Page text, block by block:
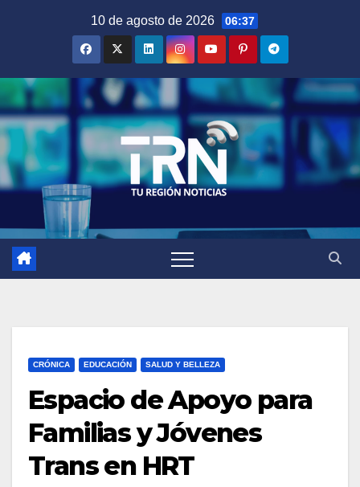
10 de agosto de 2026 06:37
CRÓNICA EDUCACIÓN SALUD Y BELLEZA
Espacio de Apoyo para
Familias y Jóvenes
Trans en HRT